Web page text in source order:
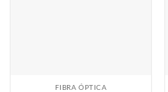
FIBRA ÓPTICA